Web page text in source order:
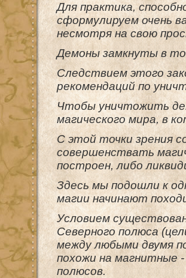
Для практика,
сформулируем очень
несмотря на свою
Демоны замкнуты в
Следствием этого
рекомендаций по
Чтобы уничтожить
магического мира, в
С этой точки зрения
совершенствать
построен, либо
Здесь мы подошли к
магии начинают
Условием
Северного полюса
между любыми двумя
похожи на магнитные
полюсов.